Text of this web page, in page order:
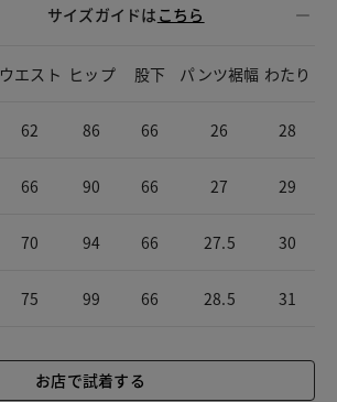
サイズガイドは こちら
ウエスト ヒップ 股下 パンツ裾幅 わたり
62 86 66 26 28
66 90 66 27 29
70 94 66 27.5 30
75 99 66 28.5 31
お店で試着する